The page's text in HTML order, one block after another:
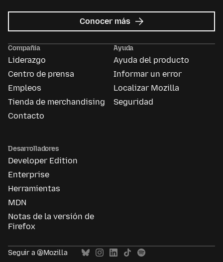
Conocer más sobre
Mozilla
Compañía
Liderazgo
Centro de prensa
Empleos
Tienda de merchandising
Contacto
Ayuda
Ayuda del producto
Informar un error
Localizar Mozilla
Seguridad
Desarrolladores
Developer Edition
Enterprise
Herramientas
MDN
Notas de la versión de
Firefox
Seguir a @Mozilla